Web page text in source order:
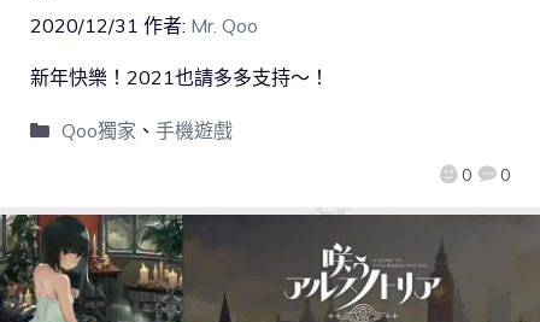
2020/12/31 作者: Mr. Qoo
0 0
新年快樂！2021也請多多支持～！
Qoo獨家 、 手機遊戲